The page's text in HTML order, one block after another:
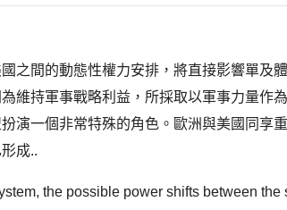
之間的動態性權力安排，將直接影響單及
維持軍事戰略利益，所採取以軍事力量作
演一個非常特殊的角色。歐洲與美國同享
成..
the possible power shifts between